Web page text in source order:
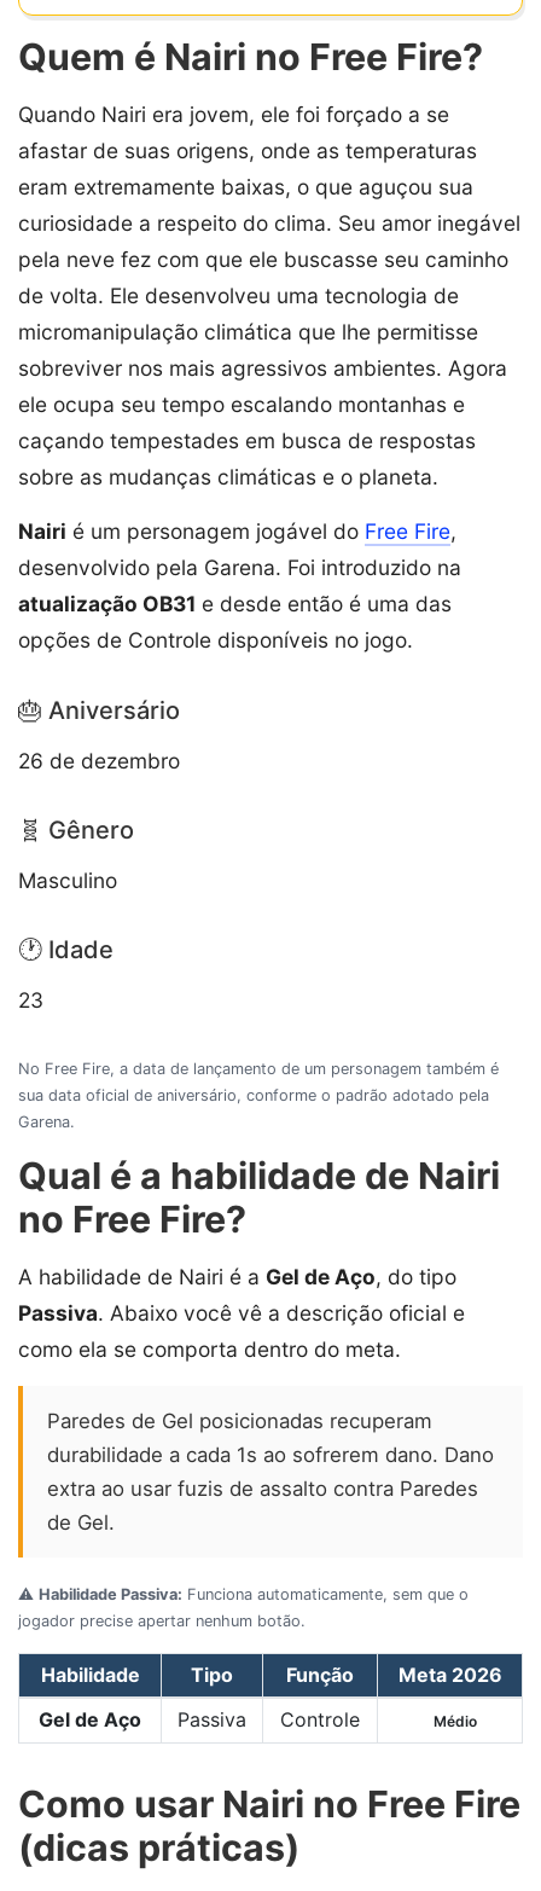
Quem é Nairi no Free Fire?
Quando Nairi era jovem, ele foi forçado a se
afastar de suas origens, onde as temperaturas
eram extremamente baixas, o que aguçou sua
curiosidade a respeito do clima. Seu amor inegável
pela neve fez com que ele buscasse seu caminho
de volta. Ele desenvolveu uma tecnologia de
micromanipulação climática que lhe permitisse
sobreviver nos mais agressivos ambientes. Agora
ele ocupa seu tempo escalando montanhas e
caçando tempestades em busca de respostas
sobre as mudanças climáticas e o planeta.
Nairi é um personagem jogável do Free Fire,
desenvolvido pela Garena. Foi introduzido na
atualização OB31 e desde então é uma das
opções de Controle disponíveis no jogo.
🎂 Aniversário
26 de dezembro
🧬 Gênero
Masculino
🕐 Idade
23
No Free Fire, a data de lançamento de um personagem também é
sua data oficial de aniversário, conforme o padrão adotado pela
Garena.
Qual é a habilidade de Nairi
no Free Fire?
A habilidade de Nairi é a Gel de Aço, do tipo
Passiva. Abaixo você vê a descrição oficial e
como ela se comporta dentro do meta.
Paredes de Gel posicionadas recuperam
durabilidade a cada 1s ao sofrerem dano. Dano
extra ao usar fuzis de assalto contra Paredes
de Gel.
⚠️ Habilidade Passiva: Funciona automaticamente, sem que o
jogador precise apertar nenhum botão.
Habilidade Tipo Função
Meta 2026
Gel de Aço
Passiva Controle Médio
Como usar Nairi no Free Fire
(dicas práticas)